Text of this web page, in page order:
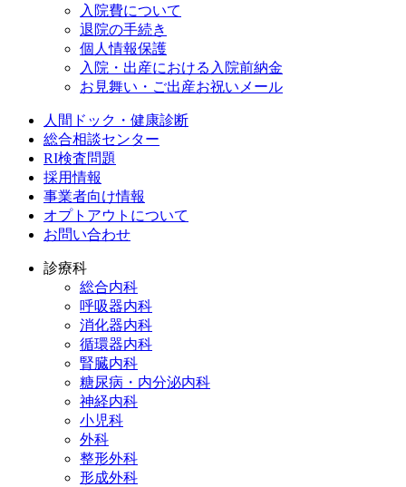
入院費について
退院の手続き
個人情報保護
入院・出産における入院前納金
お見舞い・ご出産お祝いメール
人間ドック・健康診断
総合相談センター
RI検査問題
採用情報
事業者向け情報
オプトアウトについて
お問い合わせ
診療科
総合内科
呼吸器内科
消化器内科
循環器内科
腎臓内科
糖尿病・内分泌内科
神経内科
小児科
外科
整形外科
形成外科